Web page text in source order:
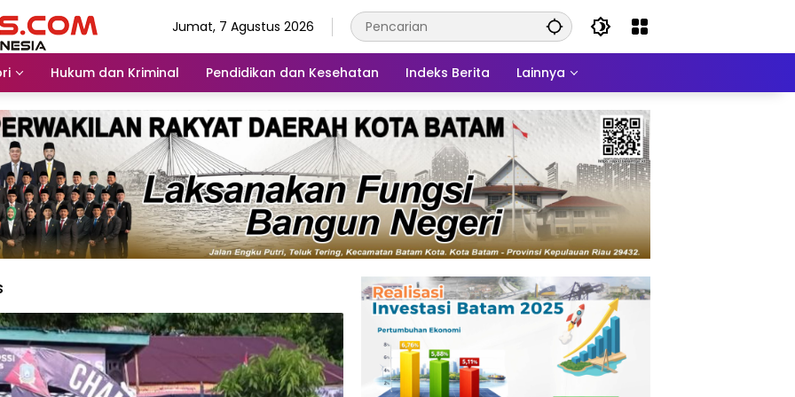
Jumat, 7 Agustus 2026
Hukum dan Kriminal Pendidikan dan Kesehatan Indeks Berita Lainnya